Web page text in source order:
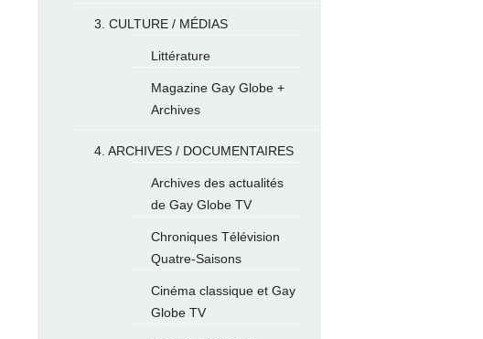
3. CULTURE / MÉDIAS
Littérature
Magazine Gay Globe +
Archives
4. ARCHIVES / DOCUMENTAIRES
Archives des actualités
de Gay Globe TV
Chroniques Télévision
Quatre-Saisons
Cinéma classique et Gay
Globe TV